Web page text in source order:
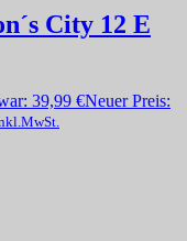
City 12 E
39,99 €Neuer Preis: